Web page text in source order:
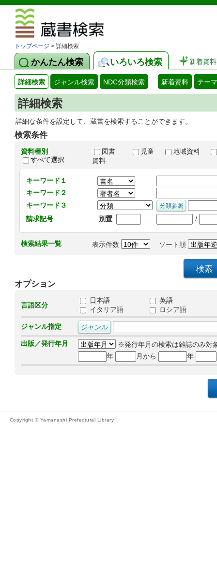
トップページ > 詳細検索
かんたん検索 いろいろ検索 新着資料
詳細検索 ジャンル検索 NDC分類検索 新着資料 テー
詳細検索
詳細な条件を設定して、蔵書を検索することができます。
検索条件
資料種別
すべて選択
図書 児童
地域資料
資料
キーワード１
キーワード２
キーワード３
請求記号
別置 /
検索結果一覧 表示件数 ソート順
オプション
言語区分
日本語
英語
イタリア語
ロシア語
ジャンル指定
出版／発行年月
※発行年月の検索は雑誌のみ対
年
月から 年
Copyright © Yamanashi Prefectural Library